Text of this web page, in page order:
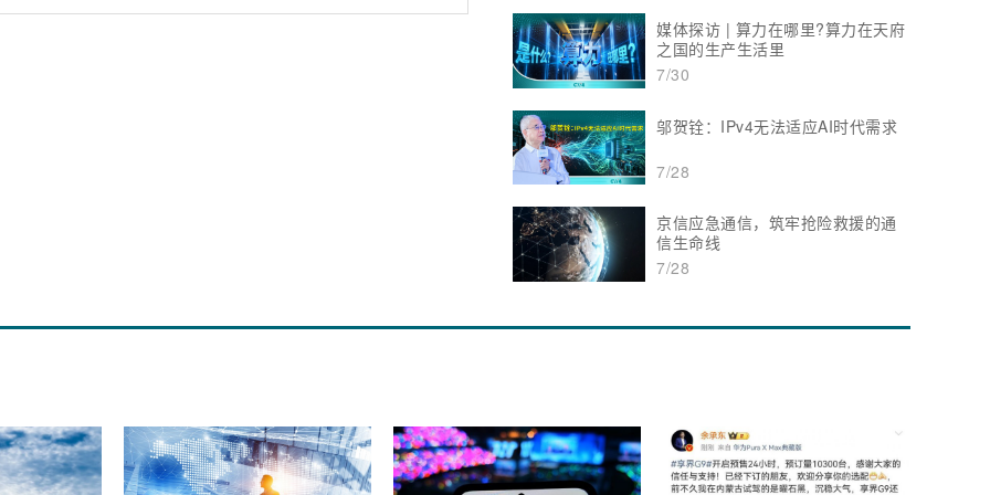
媒体探访 | 算力在哪里?算力在天府
之国的生产生活里
7/30
邬贺铨：IPv4无法适应AI时代需求
7/28
京信应急通信，筑牢抢险救援的通
信生命线
7/28